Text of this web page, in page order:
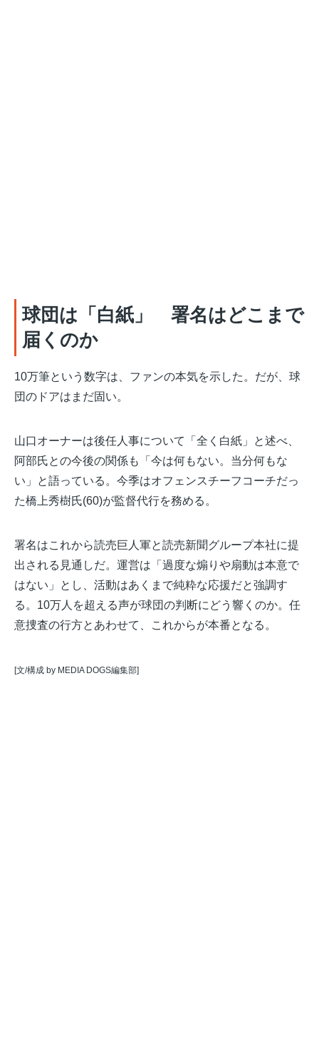
球団は「白紙」 署名はどこまで
届くのか
10万筆という数字は、ファンの本気を示した。だが、球
団のドアはまだ固い。
山口オーナーは後任人事について「全く白紙」と述べ、
阿部氏との今後の関係も「今は何もない。当分何もな
い」と語っている。今季はオフェンスチーフコーチだっ
た橋上秀樹氏(60)が監督代行を務める。
署名はこれから読売巨人軍と読売新聞グループ本社に提
出される見通しだ。運営は「過度な煽りや扇動は本意で
はない」とし、活動はあくまで純粋な応援だと強調す
る。10万人を超える声が球団の判断にどう響くのか。任
意捜査の行方とあわせて、これからが本番となる。
[文/構成 by MEDIA DOGS編集部]